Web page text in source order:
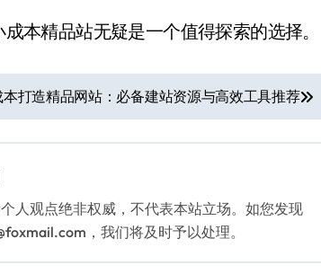
本精品站无疑是一个值得探索的选择。
本打造精品网站：必备建站资源与高效工具推荐
人观点绝非权威，不代表本站立场。如您发现
，我们将及时予以处理。